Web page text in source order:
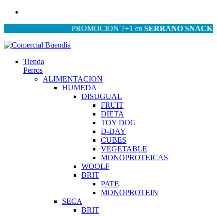
PROMOCION 7+1 enSERRANO SNACKS|
Tienda
Perros
ALIMENTACION
HUMEDA
DISUGUAL
FRUIT
DIETA
TOY DOG
D-DAY
CUBES
VEGETABLE
MONOPROTEICAS
WOOLF
BRIT
PATE
MONOPROTEIN
SECA
BRIT